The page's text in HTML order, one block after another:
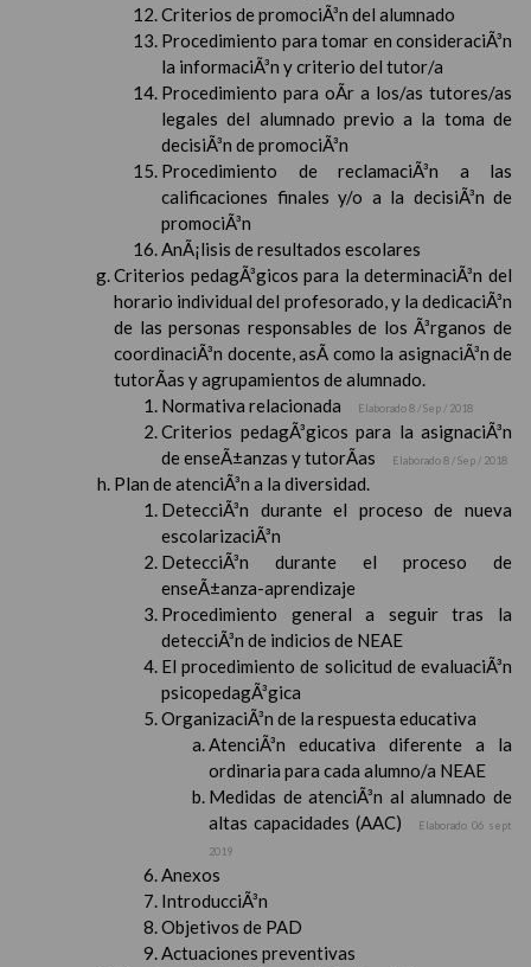
Criterios de promociÃ³n del alumnado
Procedimiento para tomar en consideraciÃ³n
la informaciÃ³n y criterio del tutor/a
Procedimiento para oÃ­r a los/as tutores/as
legales del alumnado previo a la toma de
decisiÃ³n de promociÃ³n
Procedimiento de reclamaciÃ³n a las
calificaciones finales y/o a la decisiÃ³n de
promociÃ³n
AnÃ¡lisis de resultados escolares
Criterios pedagÃ³gicos para la determinaciÃ³n del
horario individual del profesorado, y la dedicaciÃ³n
de las personas responsables de los Ã³rganos de
coordinaciÃ³n docente, asÃ­ como la asignaciÃ³n de
tutorÃ­as y agrupamientos de alumnado.
Normativa relacionada
Elaborado 8 / Sep / 2018
Criterios pedagÃ³gicos para la asignaciÃ³n
de enseÃ±anzas y tutorÃ­as
Elaborado 8 / Sep / 2018
Plan de atenciÃ³n a la diversidad.
DetecciÃ³n durante el proceso de nueva
escolarizaciÃ³n
DetecciÃ³n durante el proceso de
enseÃ±anza-aprendizaje
Procedimiento general a seguir tras la
detecciÃ³n de indicios de NEAE
El procedimiento de solicitud de evaluaciÃ³n
psicopedagÃ³gica
OrganizaciÃ³n de la respuesta educativa
AtenciÃ³n educativa diferente a la
ordinaria para cada alumno/a NEAE
Medidas de atenciÃ³n al alumnado de
altas capacidades (AAC)
Elaborado 06 sept
2019
Anexos
IntroducciÃ³n
Objetivos de PAD
Actuaciones preventivas